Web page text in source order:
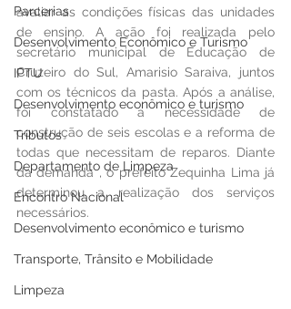
Parcerias
Desenvolvimento Econômico e Turismo
IPTU
Desenvolvimento econômico e turismo
Tributos
Departamento de Limpeza
Encontro Nacional
Desenvolvimento econômico e turismo
Transporte, Trânsito e Mobilidade
Limpeza
avaliar as condições físicas das unidades
de ensino. A ação foi realizada pelo
secretário municipal de Educação de
Cruzeiro do Sul, Amarisio Saraiva, juntos
com os técnicos da pasta. Após a análise,
foi constatado a necessidade de
construção de seis escolas e a reforma de
todas que necessitam de reparos. Diante
da demanda , o prefeito Zequinha Lima já
determinou a realização dos serviços
necessários.